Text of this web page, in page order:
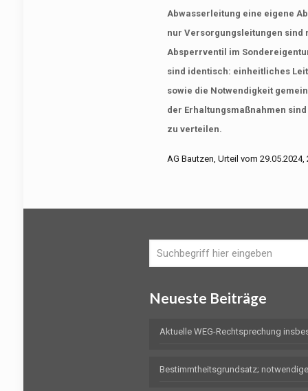
Abwasserleitung eine eigene
nur Versorgungsleitungen sind
Absperrventil im
sind identisch: einheitliches
sowie die Notwendigkeit
der Erhaltungsmaßnahmen sind
zu verteilen.
AG Bautzen, Urteil vom 29.05.2024,
Neueste Beiträge
Aktuelle WEG-Rechtsprechung
Bestimmtheitsgrundsatz;